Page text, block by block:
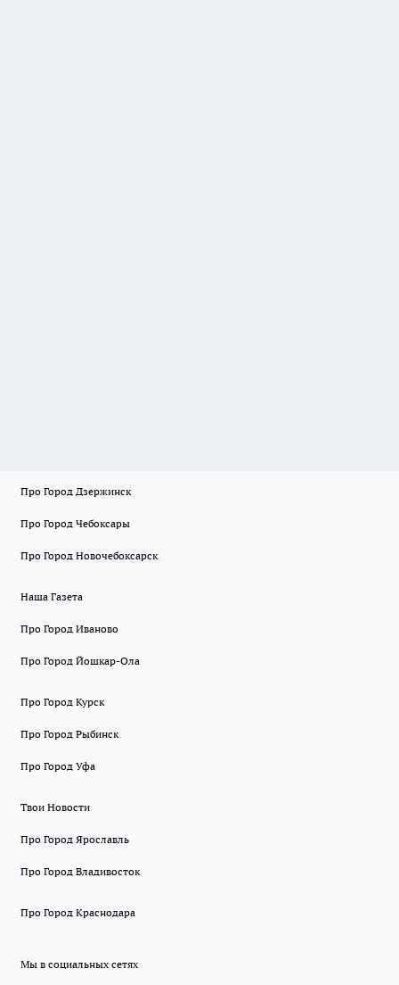
Про Город Дзержинск
Про Город Чебоксары
Про Город Новочебоксарск
Наша Газета
Про Город Иваново
Про Город Йошкар-Ола
Про Город Курск
Про Город Рыбинск
Про Город Уфа
Твои Новости
Про Город Ярославль
Про Город Владивосток
Про Город Краснодара
Мы в социальных сетях